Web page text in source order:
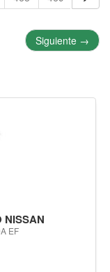
Siguiente →
NISSAN
EF